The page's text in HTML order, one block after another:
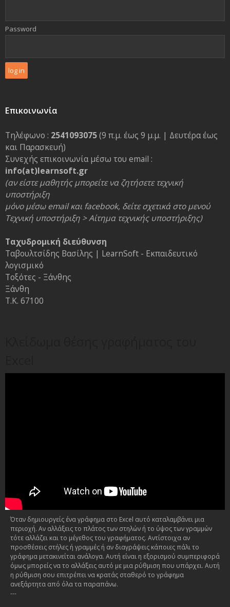
Password
Επικοινωνία
Τηλέφωνο : 2541093075(9 π.μ. έως 9 μ.μ. | Δευτέρα έως
και Παρασκευή)
Συνεχής επικοινωνία μέσω του email :
info(at)learnsoft.gr
(αν είστε μαθητής μπορείτε να ζητήσετε τεχνική
υποστήριξη
μόνο μέσω email και facebook, δείτε σχετικά στο μενού
Τεχνική υποστήριξη > Αίτημα τεχνικής υποστήριξης)
Ταχυδρομική διεύθυνση
Ταβουλτσίδης Βασίλης | LearnSoft - Εκπαιδευτικό
λογισμικό
Τοξότες - Ξάνθης
Ξάνθη
Τ.Κ. 67100
Όταν δημιουργείς ένα γράφημα στο Excel αυτό καταλαμβάνει μια
περιοχή. Αν αλλάξεις το πλάτος των στηλών ή το ύψος των γραμμών
τότε αλλάζει και το μέγεθος του γραφήματος. Αντίστοιχα αν
προσθέσεις στήλες ή γραμμές ή αν διαγράψεις κάποιες πάλι το
γράφημα μετακινείται ανάλογα. Αυτή είναι η εξορισμού συμπεριφορά
όμως μπορείς να το αλλάξεις αυτό με μια ρύθμιση που υπάρχει. Αυτή
η ρύθμιση σου επιτρέπει να κρατάς σταθερό το γράφημα
ανεξάρτητα από όλα τα παραπάνω.
---